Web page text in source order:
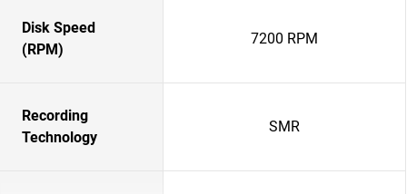
Disk Speed
(RPM)
7200 RPM
Recording
Technology
SMR